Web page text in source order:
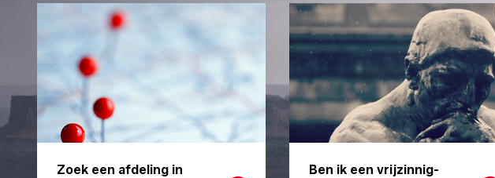
Zoek een afdeling in
Ben ik een vrijzinnig-